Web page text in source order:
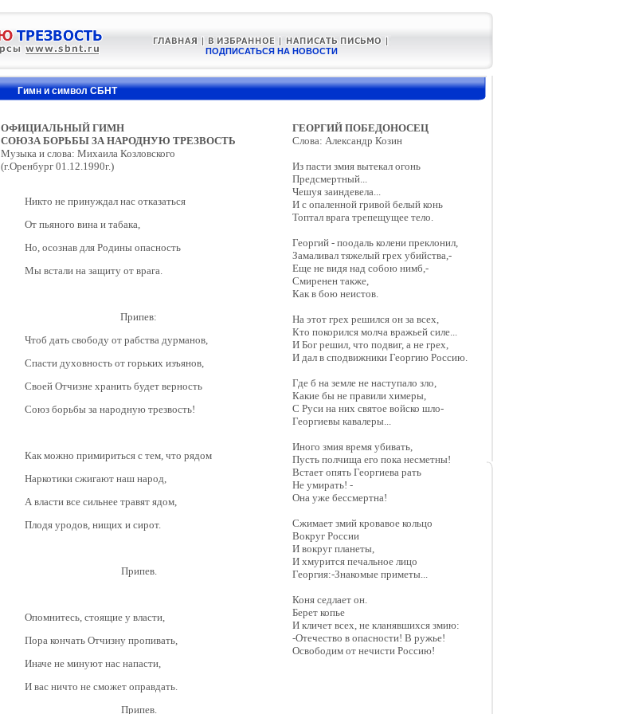
ПОДПИСАТЬСЯ НА НОВОСТИ
Гимн и символ СБНТ
ОФИЦИАЛЬНЫЙ ГИМН
СОЮЗА БОРЬБЫ ЗА НАРОДНУЮ ТРЕЗВОСТЬ
Музыка и слова: Михаила Козловского
(г.Оренбург 01.12.1990г.)
Никто не принуждал нас отказаться
От пьяного вина и табака,
Но, осознав для Родины опасность
Мы встали на защиту от врага.
Припев:
Чтоб дать свободу от рабства дурманов,
Спасти духовность от горьких изъянов,
Своей Отчизне хранить будет верность
Союз борьбы за народную трезвость!
Как можно примириться с тем, что рядом
Наркотики сжигают наш народ,
А власти все сильнее травят ядом,
Плодя уродов, нищих и сирот.
Припев.
Опомнитесь, стоящие у власти,
Пора кончать Отчизну пропивать,
Иначе не минуют нас напасти,
И вас ничто не сможет оправдать.
Припев.
ГЕОРГИЙ ПОБЕДОНОСЕЦ
Слова: Александр Козин
Из пасти змия вытекал огонь
Предсмертный...
Чешуя заиндевела...
И с опаленной гривой белый конь
Топтал врага трепещущее тело.
Георгий - поодаль колени преклонил,
Замаливал тяжелый грех убийства,-
Еще не видя над собою нимб,-
Смиренен также,
Как в бою неистов.
На этот грех решился он за всех,
Кто покорился молча вражьей силе...
И Бог решил, что подвиг, а не грех,
И дал в сподвижники Георгию Россию.
Где б на земле не наступало зло,
Какие бы не правили химеры,
С Руси на них святое войско шло-
Георгиевы кавалеры...
Иного змия время убивать,
Пусть полчища его пока несметны!
Встает опять Георгиева рать
Не умирать! -
Она уже бессмертна!
Сжимает змий кровавое кольцо
Вокруг России
И вокруг планеты,
И хмурится печальное лицо
Георгия:-Знакомые приметы...
Коня седлает он.
Берет копье
И кличет всех, не кланявшихся змию:
-Отечество в опасности! В ружье!
Освободим от нечисти Россию!